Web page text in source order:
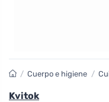
/ Cuerpo e higiene /
Kvitok